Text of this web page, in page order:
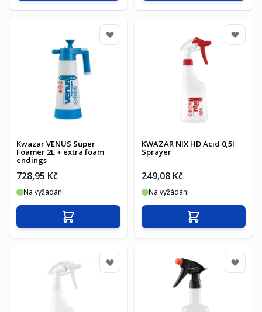
Kwazar VENUS Super
Foamer 2L + extra foam
endings
728,95 Kč
Na vyžádání
Přidat do košíku
KWAZAR NIX HD Acid 0,5l
Sprayer
249,08 Kč
Na vyžádání
Přidat do košíku